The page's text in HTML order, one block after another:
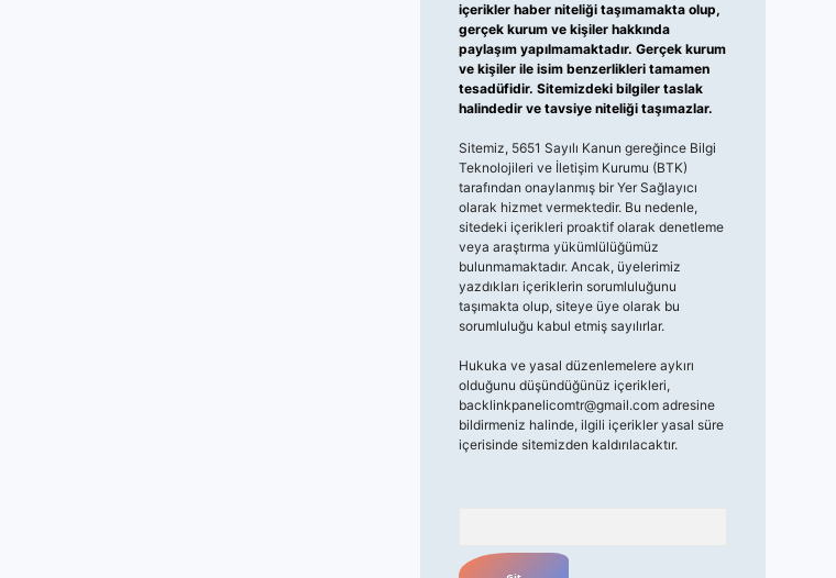
içerikler haber niteliği taşımamakta olup,
gerçek kurum ve kişiler hakkında
paylaşım yapılmamaktadır. Gerçek kurum
ve kişiler ile isim benzerlikleri tamamen
tesadüfidir. Sitemizdeki bilgiler taslak
halindedir ve tavsiye niteliği taşımazlar.
Sitemiz, 5651 Sayılı Kanun gereğince Bilgi
Teknolojileri ve İletişim Kurumu (BTK)
tarafından onaylanmış bir Yer Sağlayıcı
olarak hizmet vermektedir. Bu nedenle,
sitedeki içerikleri proaktif olarak denetleme
veya araştırma yükümlülüğümüz
bulunmamaktadır. Ancak, üyelerimiz
yazdıkları içeriklerin sorumluluğunu
taşımakta olup, siteye üye olarak bu
sorumluluğu kabul etmiş sayılırlar.
Hukuka ve yasal düzenlemelere aykırı
olduğunu düşündüğünüz içerikleri,
backlinkpanelicomtr@gmail.comadresine
bildirmeniz halinde, ilgili içerikler yasal süre
içerisinde sitemizden kaldırılacaktır.